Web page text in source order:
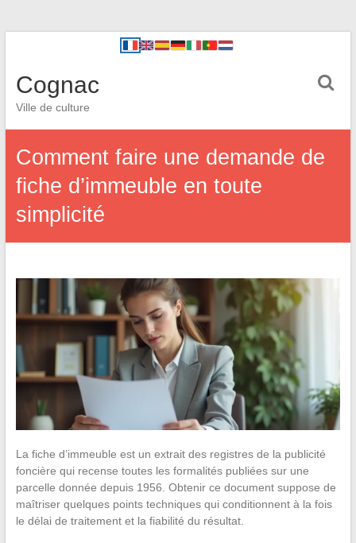
Cognac
Ville de culture
Comment faire une demande de
fiche d’immeuble en toute
simplicité
La fiche d’immeuble est un extrait des registres de la publicité
foncière qui recense toutes les formalités publiées sur une
parcelle donnée depuis 1956. Obtenir ce document suppose de
maîtriser quelques points techniques qui conditionnent à la fois
le délai de traitement et la fiabilité du résultat.